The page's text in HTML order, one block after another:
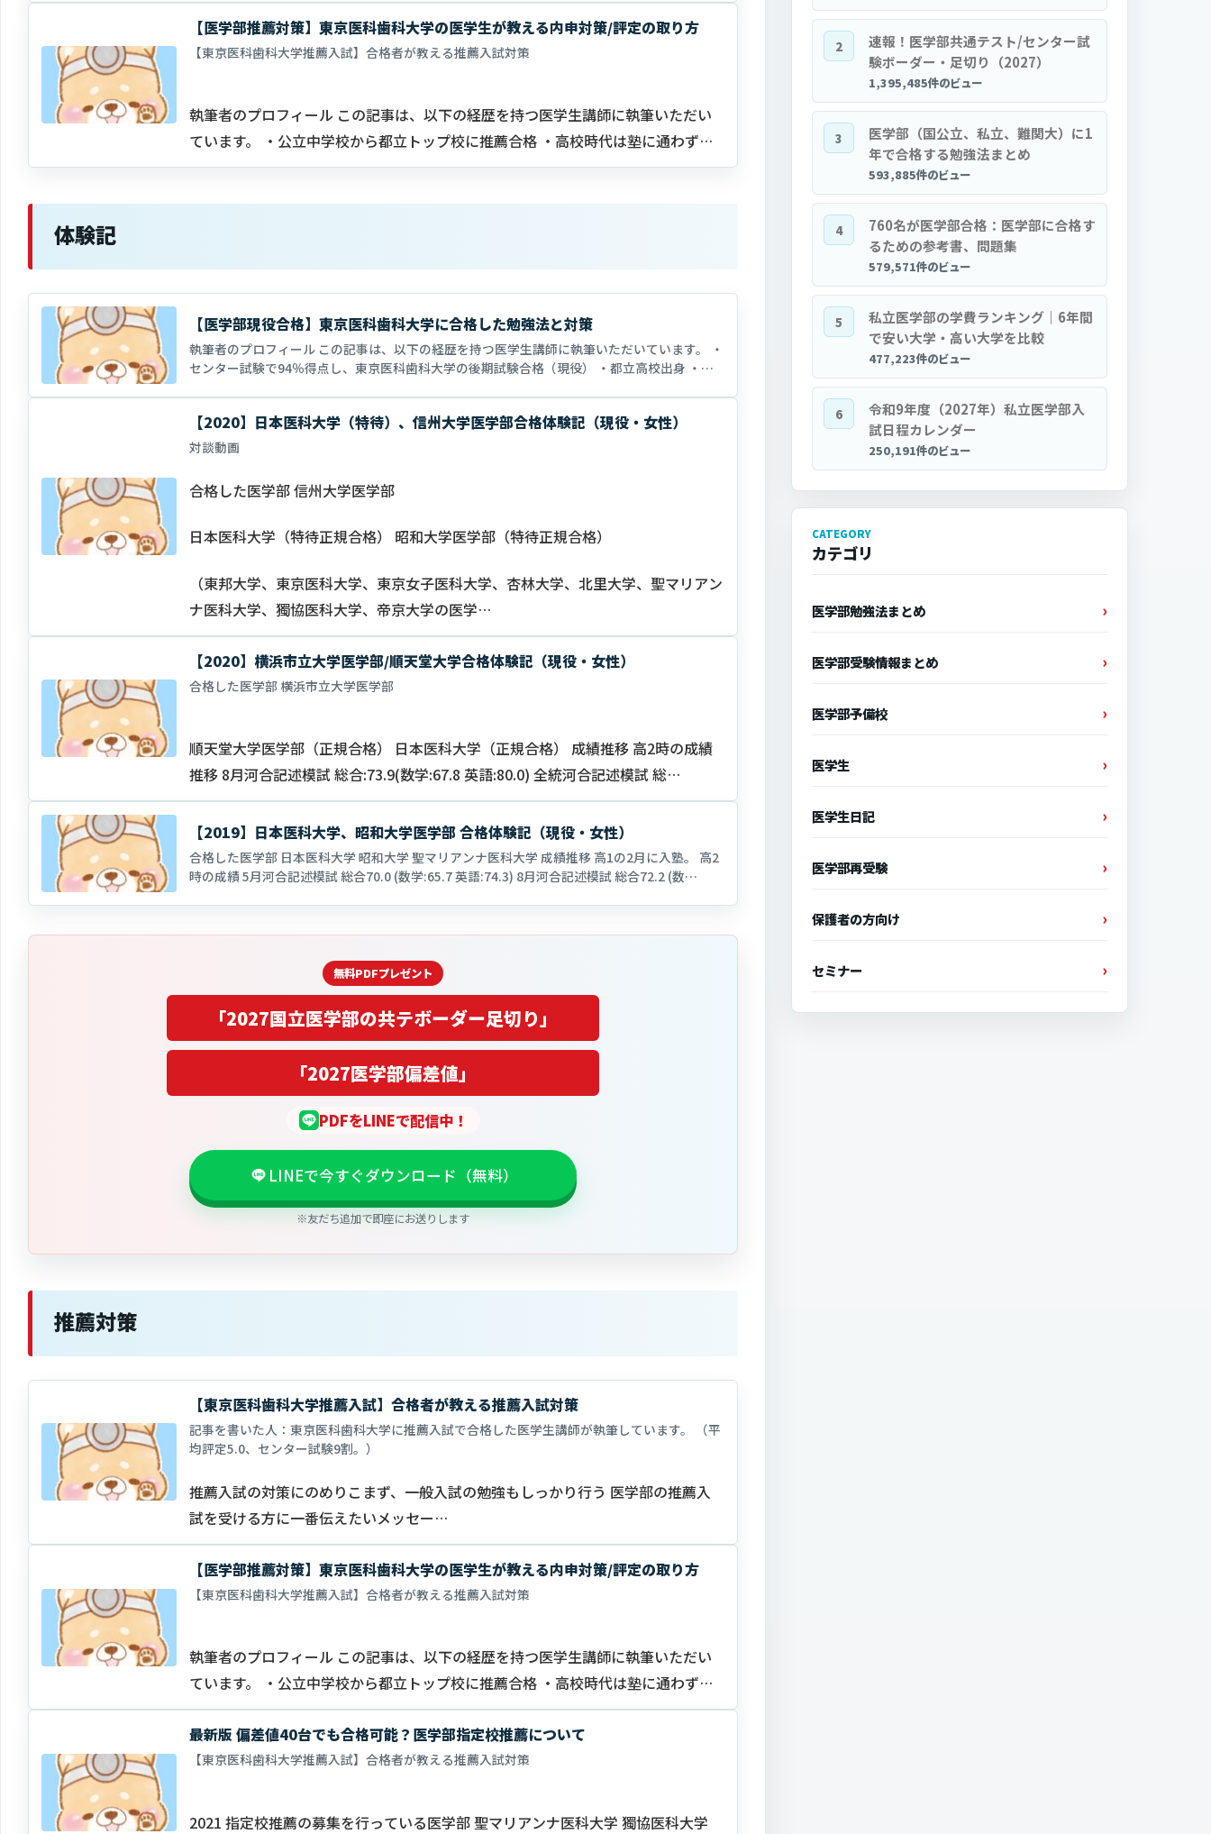
【医学部推薦対策】東京医科歯科大学の医学生が教える内申対策/評定の取り方
【東京医科歯科大学推薦入試】合格者が教える推薦入試対策
執筆者のプロフィール この記事は、以下の経歴を持つ医学生講師に執筆いただい
ています。 ・公立中学校から都立トップ校に推薦合格 ・高校時代は塾に通わず、
学…
体験記
【医学部現役合格】東京医科歯科大学に合格した勉強法と対策
執筆者のプロフィール この記事は、以下の経歴を持つ医学生講師に執筆いただいています。 ・
センター試験で94％得点し、東京医科歯科大学の後期試験合格（現役） ・都立高校出身 ・高
【2020】日本医科大学（特待）、信州大学医学部合格体験記（現役・女性）
対談動画
合格した医学部 信州大学医学部
日本医科大学（特待正規合格） 昭和大学医学部（特待正規合格）
（東邦大学、東京医科大学、東京女子医科大学、杏林大学、北里大学、聖マリアン
ナ医科大学、獨協医科大学、帝京大学の医学…
【2020】横浜市立大学医学部/順天堂大学合格体験記（現役・女性）
合格した医学部 横浜市立大学医学部
順天堂大学医学部（正規合格） 日本医科大学（正規合格） 成績推移 高2時の成績
推移 8月河合記述模試 総合:73.9(数学:67.8 英語:80.0) 全統河合記述模試 総
合:74.6(…
【2019】日本医科大学、昭和大学医学部 合格体験記（現役・女性）
合格した医学部 日本医科大学 昭和大学 聖マリアンナ医科大学 成績推移 高1の2月に入塾。 高2
時の成績 5月河合記述模試 総合70.0 (数学:65.7 英語:74.3) 8月河合記述模試 総合72.2 (数
「2027国立医学部の共テボーダー足切り」
「2027医学部偏差値」
PDFをLINEで配信中！
LINEで今すぐダウンロード（無料）
※友だち追加で即座にお送りします
推薦対策
【東京医科歯科大学推薦入試】合格者が教える推薦入試対策
記事を書いた人：東京医科歯科大学に推薦入試で合格した医学生講師が執筆しています。 （平
均評定5.0、センター試験9割。）
推薦入試の対策にのめりこまず、一般入試の勉強もしっかり行う 医学部の推薦入
試を受ける方に一番伝えたいメッセー…
【医学部推薦対策】東京医科歯科大学の医学生が教える内申対策/評定の取り方
【東京医科歯科大学推薦入試】合格者が教える推薦入試対策
執筆者のプロフィール この記事は、以下の経歴を持つ医学生講師に執筆いただい
ています。 ・公立中学校から都立トップ校に推薦合格 ・高校時代は塾に通わず、
学…
最新版 偏差値40台でも合格可能？医学部指定校推薦について
【東京医科歯科大学推薦入試】合格者が教える推薦入試対策
2021 指定校推薦の募集を行っている医学部 聖マリアンナ医科大学 獨協医科大学
2
速報！医学部共通テスト/センター試
験ボーダー・足切り（2027）
1,395,485件のビュー
3
医学部（国公立、私立、難関大）に1
年で合格する勉強法まとめ
593,885件のビュー
4
760名が医学部合格：医学部に合格す
るための参考書、問題集
579,571件のビュー
5
私立医学部の学費ランキング｜6年間
で安い大学・高い大学を比較
477,223件のビュー
6
令和9年度（2027年）私立医学部入
試日程カレンダー
250,191件のビュー
CATEGORY
カテゴリ
医学部勉強法まとめ
医学部受験情報まとめ
医学部予備校
医学生
医学生日記
医学部再受験
保護者の方向け
セミナー